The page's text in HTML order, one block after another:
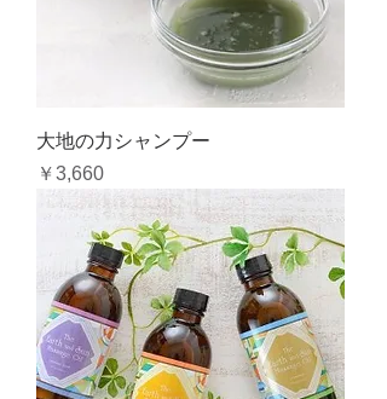
大地の力シャンプー
価格
￥3,660